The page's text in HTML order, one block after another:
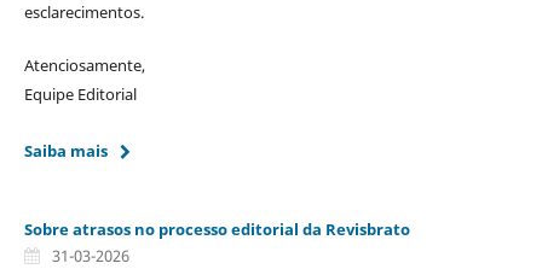
esclarecimentos.
Atenciosamente,
Equipe Editorial
Saiba mais
Sobre atrasos no processo editorial da Revisbrato
31-03-2026